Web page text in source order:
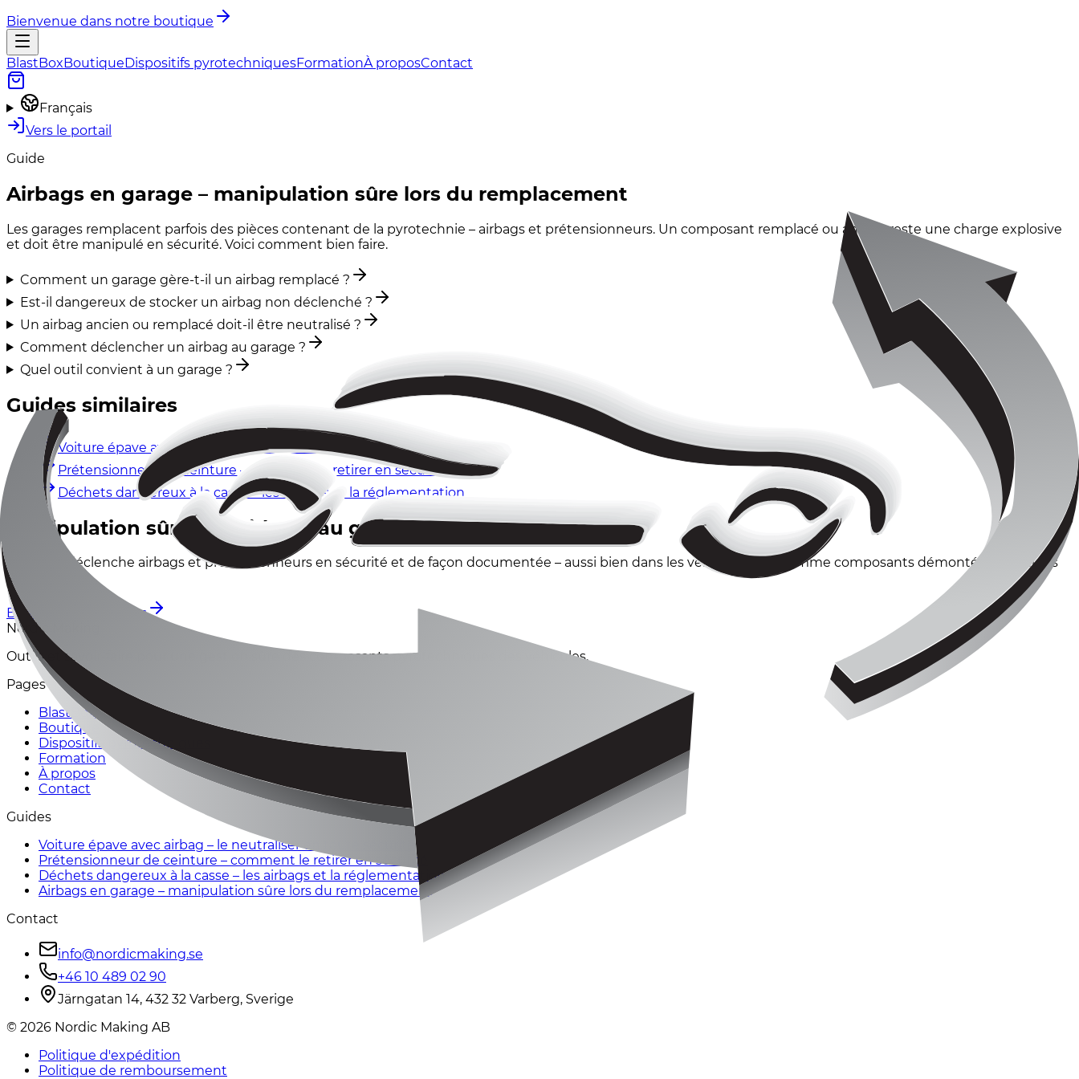
Bienvenue dans notre boutique
BlastBoxBoutiqueDispositifs pyrotechniquesFormationÀ proposContact
Français
Vers le portail
Guide
Airbags en garage – manipulation sûre lors du remplacement
Les garages remplacent parfois des pièces contenant de la pyrotechnie – airbags et prétensionneurs. Un composant remplacé ou ancien reste une charge explosive
et doit être manipulé en sécurité. Voici comment bien faire.
Comment un garage gère-t-il un airbag remplacé ?
Est-il dangereux de stocker un airbag non déclenché ?
Un airbag ancien ou remplacé doit-il être neutralisé ?
Comment déclencher un airbag au garage ?
Quel outil convient à un garage ?
Guides similaires
Voiture épave avec airbag – le neutraliser en toute sécurité
Prétensionneur de ceinture – comment le retirer en sécurité
Déchets dangereux à la casse – les airbags et la réglementation
Manipulation sûre des airbags au garage
BlastBox déclenche airbags et prétensionneurs en sécurité et de façon documentée – aussi bien dans les véhicules que comme composants démontés individuels
au garage.
BlastBox pour ateliers
Nordic Making
Outils et savoir-faire pour une gestion sûre des composants pyrotechniques des véhicules.
Pages
BlastBox
Boutique
Dispositifs pyrotechniques
Formation
À propos
Contact
Guides
Voiture épave avec airbag – le neutraliser en toute sécurité
Prétensionneur de ceinture – comment le retirer en sécurité
Déchets dangereux à la casse – les airbags et la réglementation
Airbags en garage – manipulation sûre lors du remplacement
Contact
info@nordicmaking.se
+46 10 489 02 90
Järngatan 14, 432 32 Varberg, Sverige
© 2026 Nordic Making AB
Politique d'expédition
Politique de remboursement